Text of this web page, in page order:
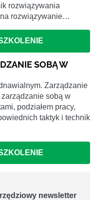
rozwiązywania
rozwiązywanie…
SOBĄ W
Zarządzanie
sobą w
podziałem pracy,
taktyk i technik
newsletter